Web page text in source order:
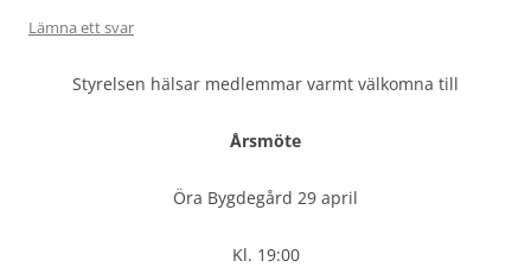
Lämna ett svar
Styrelsen hälsar medlemmar varmt välkomna till
Årsmöte
Öra Bygdegård 29 april
Kl. 19:00